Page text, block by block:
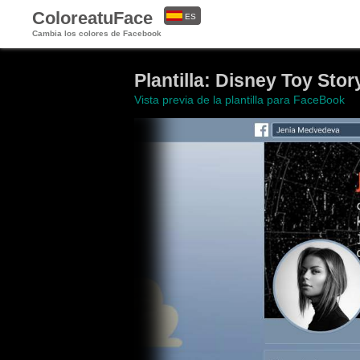
ColoreatuFace
Cambia los colores de Facebook
ES
Plantilla: Disney Toy
Vista previa de la plantilla para FaceBook